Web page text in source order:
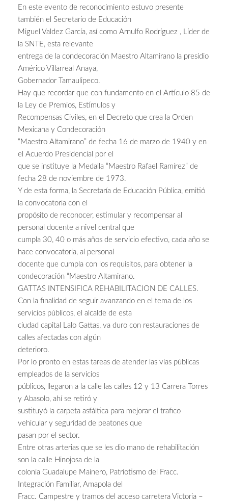
En este evento de reconocimiento estuvo presente
también el Secretario de Educación
Miguel Valdez García, así como Arnulfo Rodríguez , Líder de
la SNTE, esta relevante
entrega de la condecoración Maestro Altamirano la presidio
Américo Villarreal Anaya,
Gobernador Tamaulipeco.
Hay que recordar que con fundamento en el Artículo 85 de
la Ley de Premios, Estímulos y
Recompensas Civiles, en el Decreto que crea la Orden
Mexicana y Condecoración
“Maestro Altamirano” de fecha 16 de marzo de 1940 y en
el Acuerdo Presidencial por el
que se instituye la Medalla “Maestro Rafael Ramírez” de
fecha 28 de noviembre de 1973.
Y de esta forma, la Secretaría de Educación Pública, emitió
la convocatoria con el
propósito de reconocer, estimular y recompensar al
personal docente a nivel central que
cumpla 30, 40 o más años de servicio efectivo, cada año se
hace convocatoria, al personal
docente que cumpla con los requisitos, para obtener la
condecoración “Maestro Altamirano.
GATTAS INTENSIFICA REHABILITACION DE CALLES.
Con la finalidad de seguir avanzando en el tema de los
servicios públicos, el alcalde de esta
ciudad capital Lalo Gattas, va duro con restauraciones de
calles afectadas con algún
deterioro.
Por lo pronto en estas tareas de atender las vías públicas
empleados de la servicios
públicos, llegaron a la calle las calles 12 y 13 Carrera Torres
y Abasolo, ahí se retiró y
sustituyó la carpeta asfáltica para mejorar el trafico
vehicular y seguridad de peatones que
pasan por el sector.
Entre otras arterias que se les dio mano de rehabilitación
son la calle Hinojosa de la
colonia Guadalupe Mainero, Patriotismo del Fracc.
Integración Familiar, Amapola del
Fracc. Campestre y tramos del acceso carretera Victoria –